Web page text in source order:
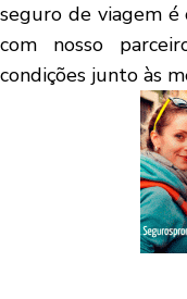
seguro de viagem é
com nosso
condições junto às